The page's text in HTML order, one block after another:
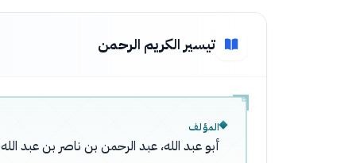
تيسير الكريم الرحمن
المؤلف
أبو عبد الله، عبد الرحمن بن ناصر بن عبد